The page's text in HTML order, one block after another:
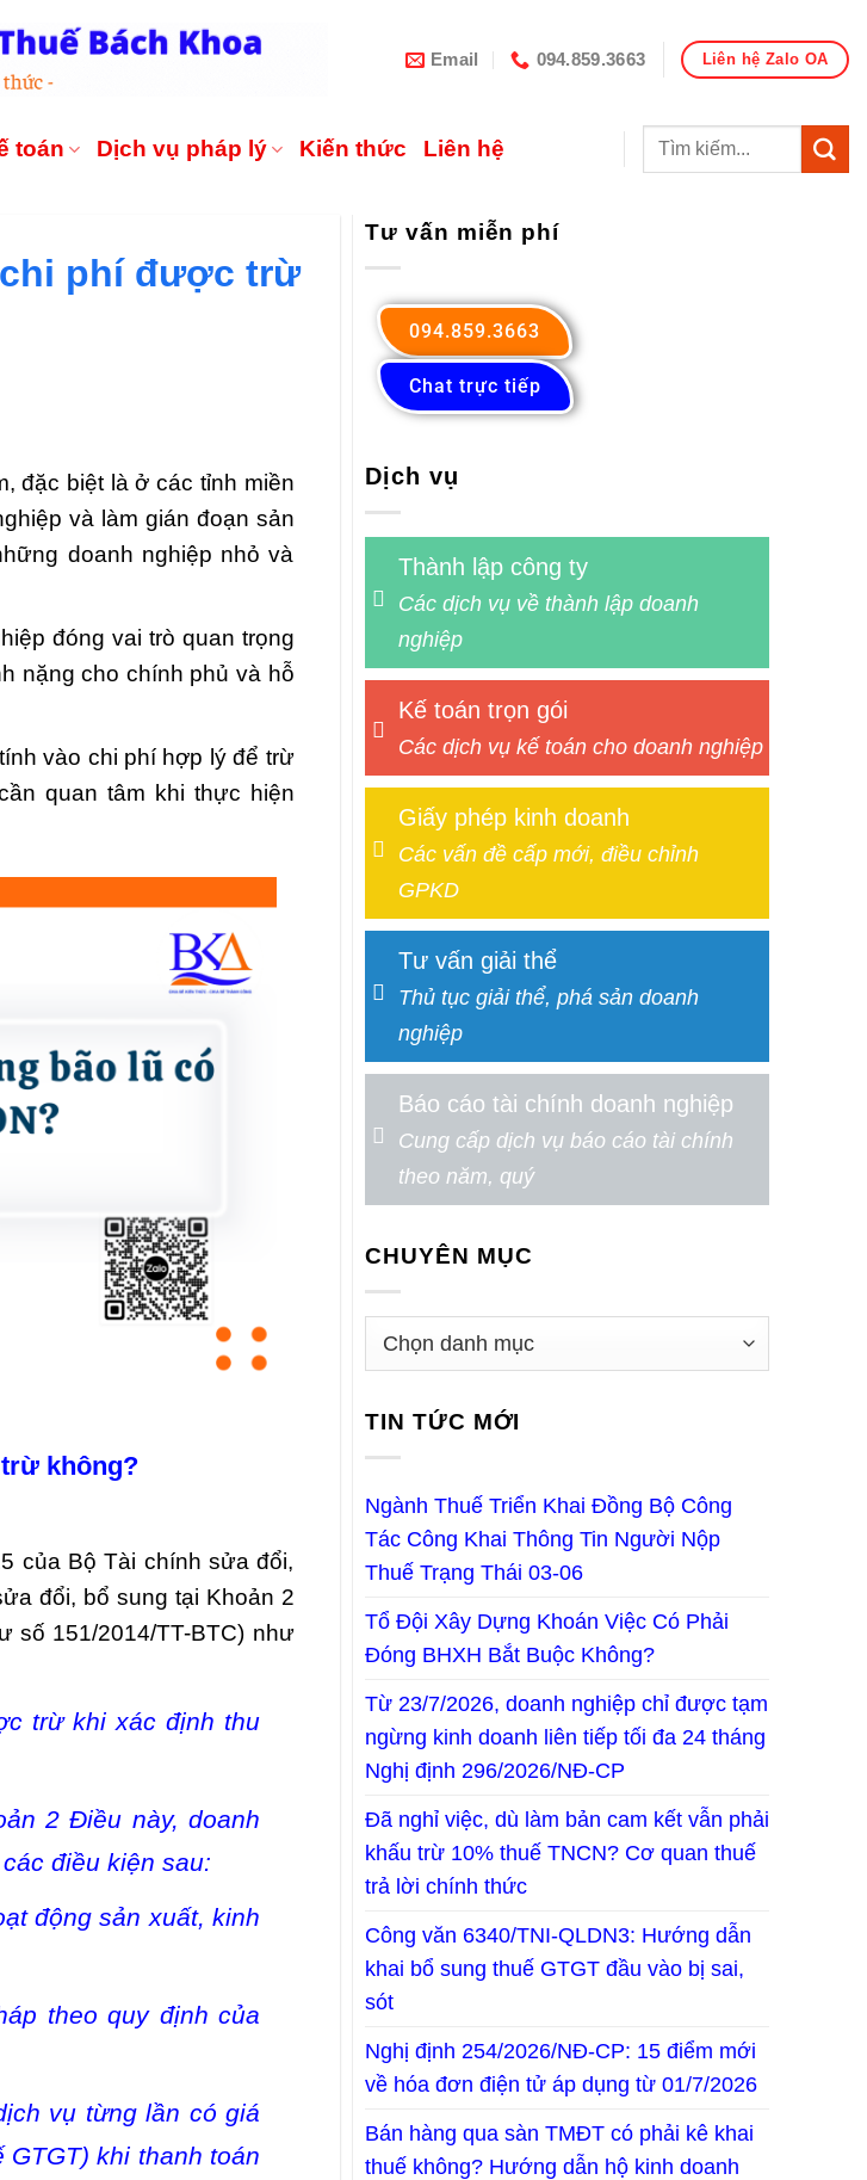
Email 094.859.3663 Liên hệ Zalo OA
toán Dịch vụ pháp lý Kiến thức Liên hệ
phí được trừ
đặc biệt là ở các tỉnh miền
và làm gián đoạn sản
doanh nghiệp nhỏ và
đóng vai trò quan trọng
nặng cho chính phủ và hỗ
vào chi phí hợp lý để trừ
quan tâm khi thực hiện
không?
của Bộ Tài chính sửa đổi,
đổi, bổ sung tại Khoản 2
số 151/2014/TT-BTC) như
trừ khi xác định thu
2 Điều này, doanh
điều kiện sau:
động sản xuất, kinh
theo quy định của
vụ từng lần có giá
khi thanh toán
Tư vấn miễn phí
094.859.3663
Chat trực tiếp
Dịch vụ
Thành lập công ty
Các dịch vụ về thành lập doanh
nghiệp
Kế toán trọn gói
Các dịch vụ kế toán cho doanh nghiệp
Giấy phép kinh doanh
Các vấn đề cấp mới, điều chỉnh
GPKD
Tư vấn giải thể
Thủ tục giải thể, phá sản doanh
nghiệp
Báo cáo tài chính doanh nghiệp
Cung cấp dịch vụ báo cáo tài chính
theo năm, quý
CHUYÊN MỤC
TIN TỨC MỚI
Ngành Thuế Triển Khai Đồng Bộ Công
Tác Công Khai Thông Tin Người Nộp
Thuế Trạng Thái 03-06
Tổ Đội Xây Dựng Khoán Việc Có Phải
Đóng BHXH Bắt Buộc Không?
Từ 23/7/2026, doanh nghiệp chỉ được tạm
ngừng kinh doanh liên tiếp tối đa 24 tháng
Nghị định 296/2026/NĐ-CP
Đã nghỉ việc, dù làm bản cam kết vẫn phải
khấu trừ 10% thuế TNCN? Cơ quan thuế
trả lời chính thức
Công văn 6340/TNI-QLDN3: Hướng dẫn
khai bổ sung thuế GTGT đầu vào bị sai,
sót
Nghị định 254/2026/NĐ-CP: 15 điểm mới
về hóa đơn điện tử áp dụng từ 01/7/2026
Bán hàng qua sàn TMĐT có phải kê khai
thuế không? Hướng dẫn hộ kinh doanh